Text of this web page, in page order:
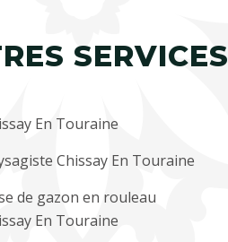
SERVICES
En Touraine
Chissay En Touraine
de gazon en rouleau
En Touraine